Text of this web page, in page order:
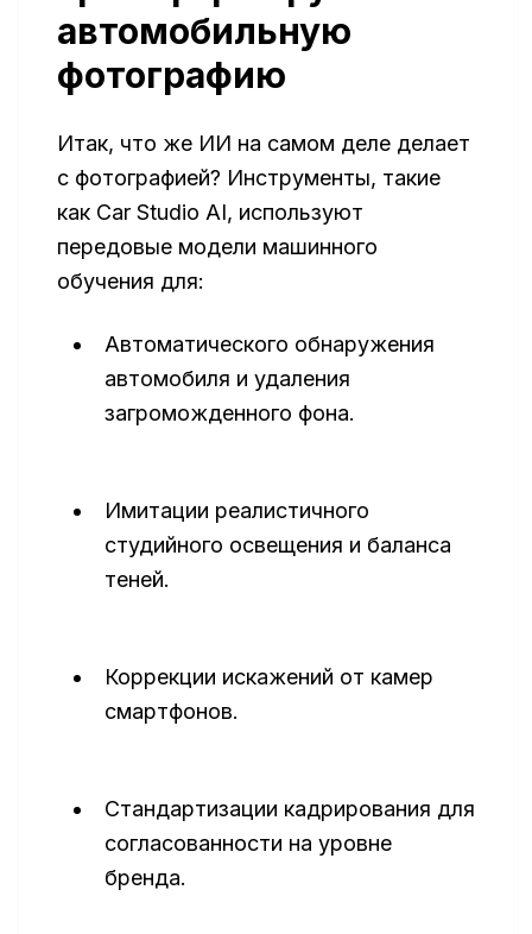
автомобильную
фотографию
Итак, что же ИИ на самом деле делает
с фотографией? Инструменты, такие
как Car Studio AI, используют
передовые модели машинного
обучения для:
Автоматического обнаружения
автомобиля и удаления
загроможденного фона.
Имитации реалистичного
студийного освещения и баланса
теней.
Коррекции искажений от камер
смартфонов.
Стандартизации кадрирования для
согласованности на уровне
бренда.